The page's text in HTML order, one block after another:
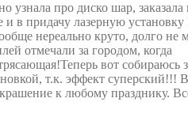
узнала про диско шар, заказала
в придачу лазерную установку
нереально круто, долго не
отмечали за городом, когда
вот собираюсь
т.к. эффект суперский!!!
к любому празднику.